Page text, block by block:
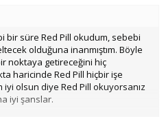
bir süre Red Pill okudum, sebebi
olduğuna inanmıştım. Böyle
noktaya getireceğini hiç
haricinde Red Pill hiçbir işe
olsun diye Red Pill okuyorsanız
iyi şanslar.